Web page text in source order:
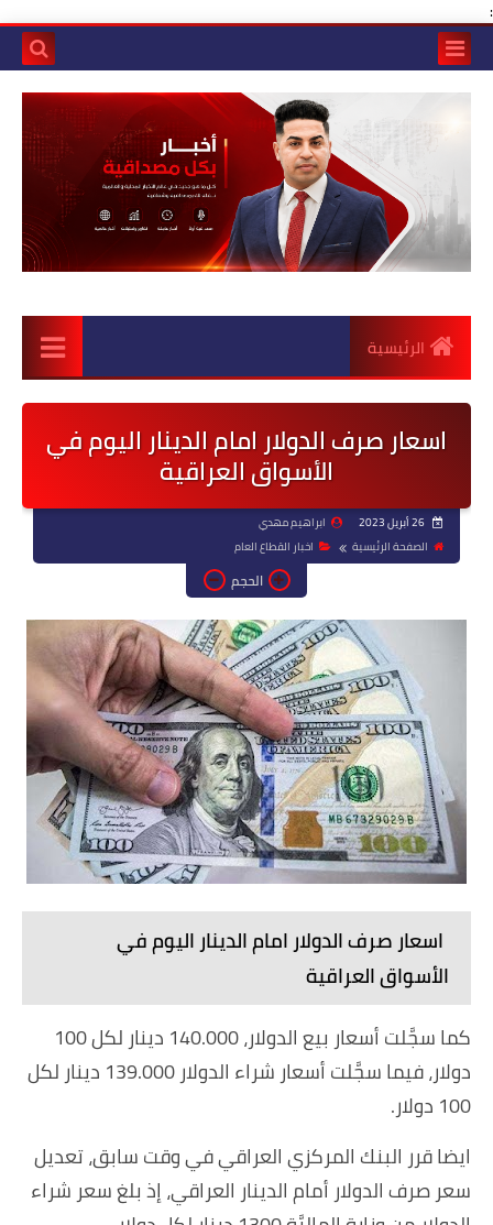
:
الرئيسية
اسعار صرف الدولار امام الدينار اليوم في
الأسواق العراقية
ابراهيم مهدي
الصفحة الرئيسية
اخبار القطاع العام
الحجم
اسعار صرف الدولار امام الدينار اليوم في
الأسواق العراقية
كما سجَّلت أسعار بيع الدولار، 140.000 دينار لكل 100
دولار، فيما سجَّلت أسعار شراء الدولار 139.000 دينار لكل
100 دولار.
ايضا قرر البنك المركزي العراقي في وقت سابق، تعديل
سعر صرف الدولار أمام الدينار العراقي، إذ بلغ سعر شراء